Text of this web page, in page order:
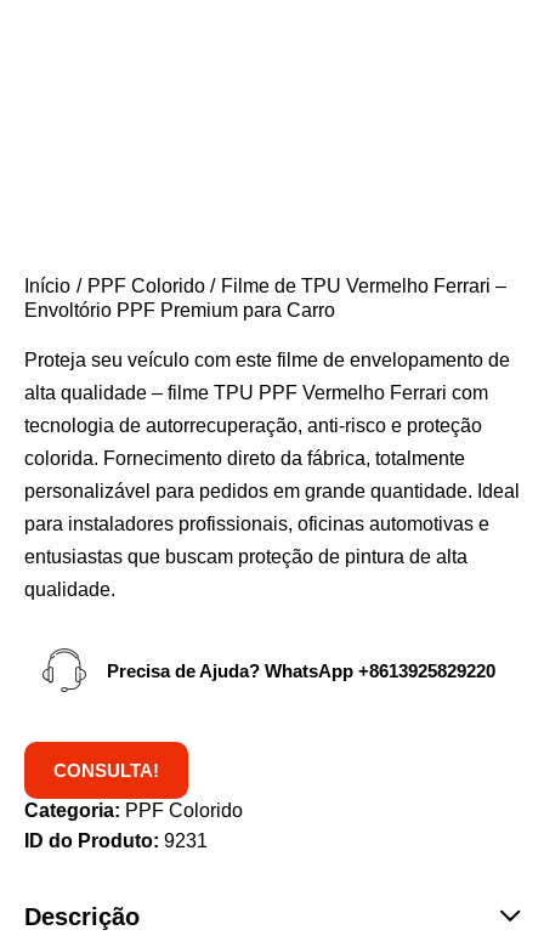
Início PPF Colorido
Filme de TPU Vermelho Ferrari –
Envoltório PPF Premium para Carro
Proteja seu veículo com este filme de envelopamento de
alta qualidade – filme TPU PPF Vermelho Ferrari com
tecnologia de autorrecuperação, anti-risco e proteção
colorida. Fornecimento direto da fábrica, totalmente
personalizável para pedidos em grande quantidade. Ideal
para instaladores profissionais, oficinas automotivas e
entusiastas que buscam proteção de pintura de alta
qualidade.
Precisa de Ajuda? WhatsApp +8613925829220
CONSULTA!
Categoria: PPF Colorido
ID do Produto: 9231
Descrição